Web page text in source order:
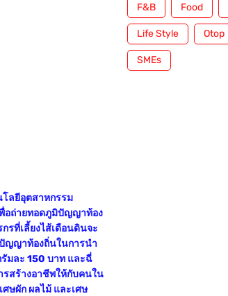
ลยีอุตสาหกรรม
พื่อถ่ายทอดภูมิปัญญาท้อง
รที่เลี้ยงไส้เดือนดินจะ
ญญาท้องถิ่นในการนำ
มละ 150 บาท และฉี่
รสร้างอาชีพให้กับคนใน
ษผัก ผลไม้ และเศษ
F&B Food
Life Style Otop
SMEs